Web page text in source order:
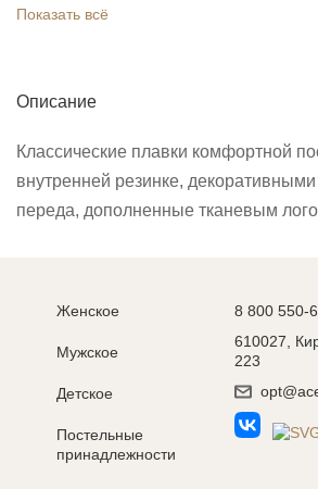
Показать всё
Описание
Классические плавки комфортной
внутренней резинке,
переда, дополненные тканевым
Женское
Мужское
Детское
Постельные
принадлежности
8 800 550-
610027,
223